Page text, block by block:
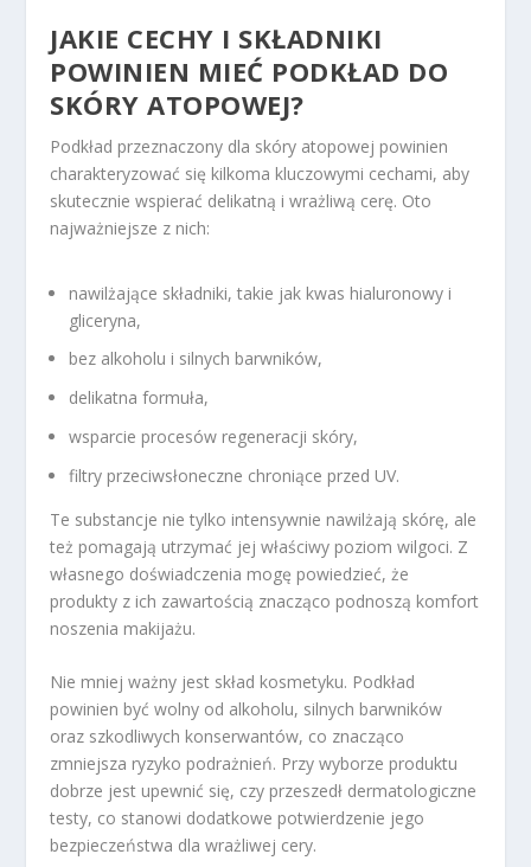
JAKIE CECHY I SKŁADNIKI
POWINIEN MIEĆ PODKŁAD DO
SKÓRY ATOPOWEJ?
Podkład przeznaczony dla skóry atopowej powinien
charakteryzować się kilkoma kluczowymi cechami, aby
skutecznie wspierać delikatną i wrażliwą cerę. Oto
najważniejsze z nich:
nawilżające składniki, takie jak kwas hialuronowy i
gliceryna,
bez alkoholu i silnych barwników,
delikatna formuła,
wsparcie procesów regeneracji skóry,
filtry przeciwsłoneczne chroniące przed UV.
Te substancje nie tylko intensywnie nawilżają skórę, ale
też pomagają utrzymać jej właściwy poziom wilgoci. Z
własnego doświadczenia mogę powiedzieć, że
produkty z ich zawartością znacząco podnoszą komfort
noszenia makijażu.
Nie mniej ważny jest skład kosmetyku. Podkład
powinien być wolny od alkoholu, silnych barwników
oraz szkodliwych konserwantów, co znacząco
zmniejsza ryzyko podrażnień. Przy wyborze produktu
dobrze jest upewnić się, czy przeszedł dermatologiczne
testy, co stanowi dodatkowe potwierdzenie jego
bezpieczeństwa dla wrażliwej cery.